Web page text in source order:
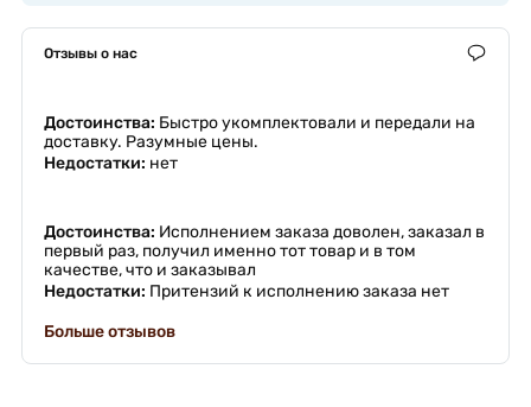
Отзывы о нас
Достоинства: Быстро укомплектовали и передали на
доставку. Разумные цены.
Недостатки: нет
Достоинства: Исполнением заказа доволен, заказал в
первый раз, получил именно тот товар и в том
качестве, что и заказывал
Недостатки: Притензий к исполнению заказа нет
Больше отзывов